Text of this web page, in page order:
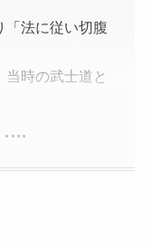
「法に従い切腹
時の武士道と